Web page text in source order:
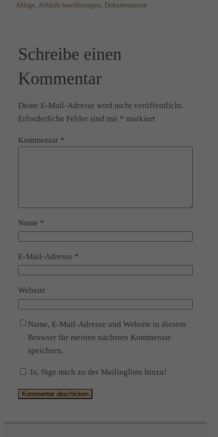
Ablage Abläufe beschleunigen Dokumentation
Schreibe einen
Kommentar
Deine E-Mail-Adresse wird nicht veröffentlicht.
Erforderliche Felder sind mit * markiert
Kommentar *
Name *
E-Mail-Adresse *
Website
Name, E-Mail-Adresse und Website in diesem
Browser für meinen nächsten Kommentar
speichern.
Ja, füge mich zu der Mailingliste hinzu!